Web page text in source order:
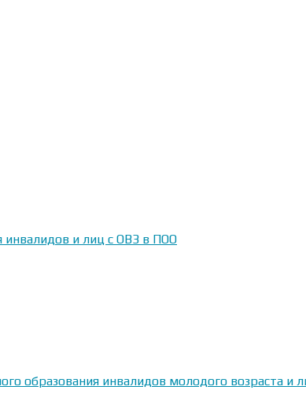
инвалидов и лиц с ОВЗ в ПОО
образования инвалидов молодого возраста